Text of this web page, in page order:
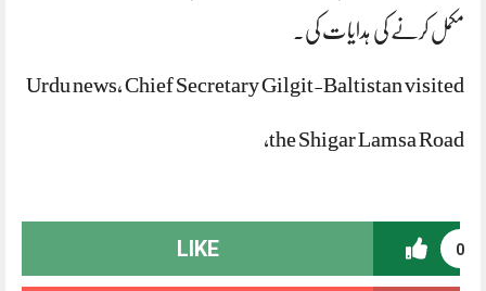
مکمل کرنے کی ہدایات کی۔
Urdu news, Chief Secretary Gilgit-Baltistan visited
the Shigar Lamsa Road,
0
LIKE